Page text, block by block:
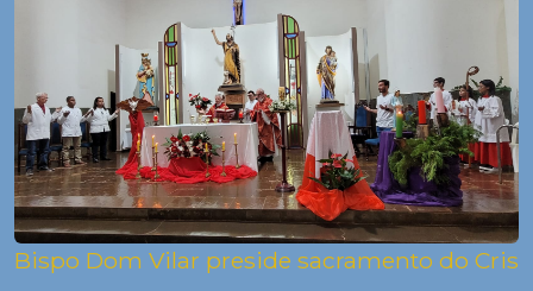
Bispo Dom Vilar preside sacramento do